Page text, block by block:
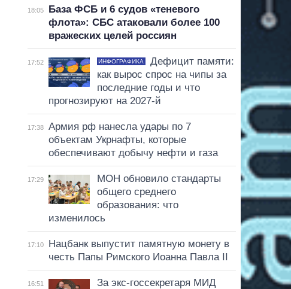
18:05
База ФСБ и 6 судов «теневого
флота»: СБС атаковали более 100
вражеских целей россиян
17:52 ИНФОГРАФИКА
Дефицит памяти:
как вырос спрос на чипы за
последние годы и что
прогнозируют на 2027-й
17:38
Армия рф нанесла удары по 7
объектам Укрнафты, которые
обеспечивают добычу нефти и газа
17:29
МОН обновило стандарты
общего среднего
образования: что
изменилось
17:10
Нацбанк выпустит памятную монету в
честь Папы Римского Иоанна Павла II
16:51
За экс-госсекретаря МИД